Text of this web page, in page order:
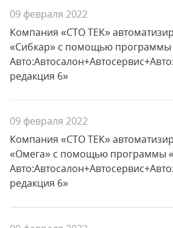
09 февраля 2022
Компания «СТО ТЕК»
«Сибкар» с помощью программы
редакция 6»
09 февраля 2022
Компания «СТО ТЕК»
«Омега» с помощью программы
редакция 6»